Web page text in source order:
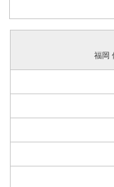
福岡